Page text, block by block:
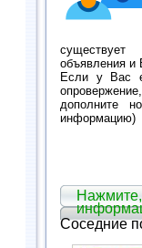
объявления и
Если у Вас
дополните
информацию)
Соседние